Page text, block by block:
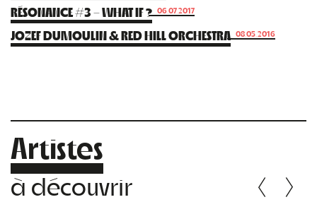
RÉSONANCE #3 – WHAT IF ? 06.07.2017
JOZEF DUMOULIN & RED HILL ORCHESTRA 08.05.2016
Artistes
à découvrir